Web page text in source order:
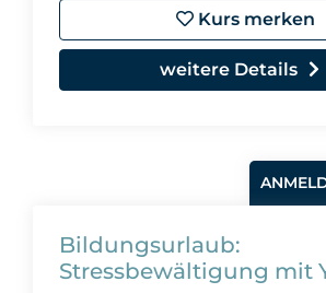
Kurs merken
weitere Details
Bildungsurlaub:
Stressbewältigung mit